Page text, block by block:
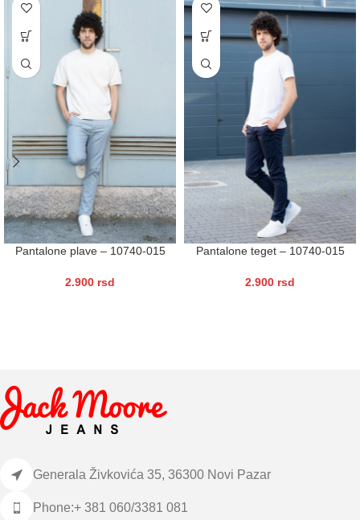
Pantalone plave – 10740-015
2.900 rsd
Pantalone teget – 10740-015
2.900 rsd
Generala Živkovića 35, 36300 Novi Pazar
Phone:+ 381 060/3381 081